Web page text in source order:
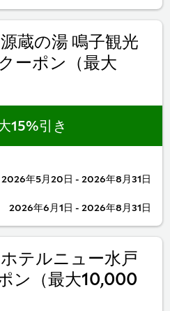
2026年5月20日 - 2026年8月31日
2026年6月1日 - 2026年8月31日
15%引き
蔵の湯 鳴子観光
ーポン（最大
テルニュー水戸
ン（最大10,000